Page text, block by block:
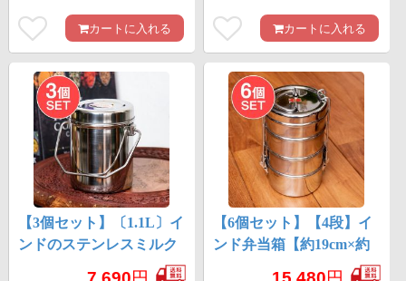
カートに入れる
ト 焚き火とキャンプの
直火調理へ〔ステンレス
SUS304製〕
カートに入れる
【3個セット】〔1.1L〕イ
ンドのステンレスミルク
ポット ビリー缶 ブッ
【6個セット】【4段】イ
ンド弁当箱【約19cm×約